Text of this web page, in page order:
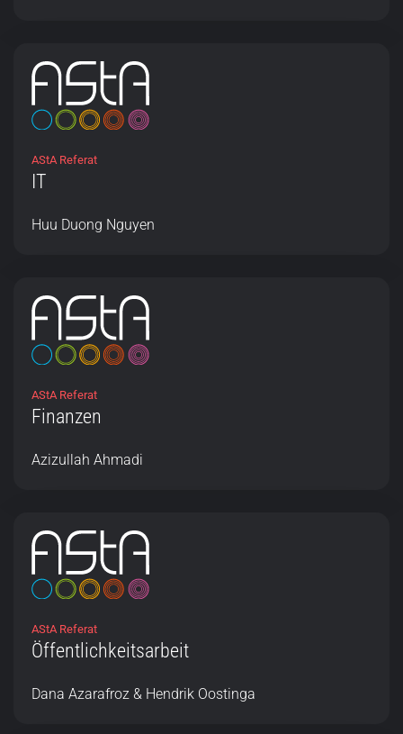
AStA Referat
IT
Huu Duong Nguyen
AStA Referat
Finanzen
Azizullah Ahmadi
AStA Referat
Öffentlichkeitsarbeit
Dana Azarafroz & Hendrik Oostinga